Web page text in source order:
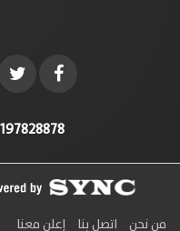
- 01277893398
من نحن
اتصل بنا إعلن معنا